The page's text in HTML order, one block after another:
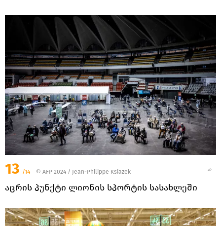
13 /14 © AFP 2024 / Jean-Philippe Ksiazek
აცრის პუნქტი ლიონის სპორტის სასახლეში